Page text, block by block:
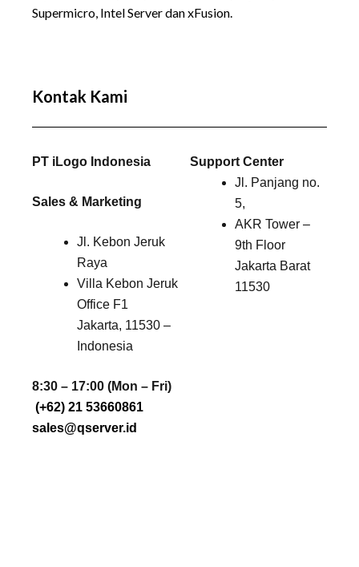
Supermicro, Intel Server dan xFusion.
Kontak Kami
PT iLogo Indonesia
Sales & Marketing
Jl. Kebon Jeruk
Raya
Villa Kebon Jeruk
Office F1
Jakarta, 11530 –
Indonesia
8:30 – 17:00 (Mon – Fri)
(+62) 21 53660861
sales@qserver.id
Support Center
Jl. Panjang no.
5,
AKR Tower –
9th Floor
Jakarta Barat
11530